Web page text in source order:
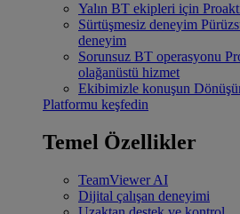
Yalın BT ekipleri için
Sürtüşmesiz deneyim
deneyim
Sorunsuz BT operasyonu
olağanüstü hizmet
Ekibimizle konuşun
Platformu keşfedin
Temel Özellikler
TeamViewer AI
Dijital çalışan deneyimi